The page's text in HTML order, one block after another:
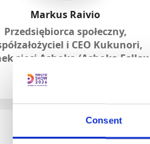
Consent
Markus Raivio
Przedsiębiorca społeczny,
i CEO Kukunori,
sieci Ashoka (Ashoka